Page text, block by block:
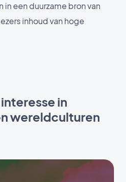
een duurzame bron van
inhoud van hoge
in
wereldculturen